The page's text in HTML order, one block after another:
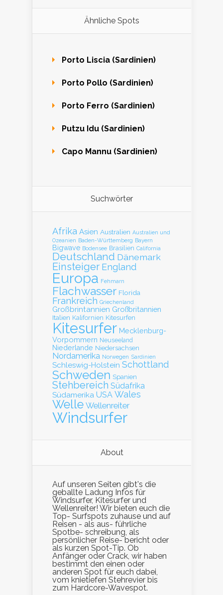
Ähnliche Spots
Porto Liscia (Sardinien)
Porto Pollo (Sardinien)
Porto Ferro (Sardinien)
Putzu Idu (Sardinien)
Capo Mannu (Sardinien)
Suchwörter
Afrika Asien Australien Australien und
Ozeanien Baden-Württemberg Bayern
Bigwave Bodensee Brasilien California
Deutschland Dänemark
Einsteiger England
Europa Fehmarn
Flachwasser Florida
Frankreich Griechenland
Großbrintannien Großbritannien
Italien Kalifornien Kitesurfen
Kitesurfer Mecklenburg-
Vorpommern Neuseeland
Niederlande Niedersachsen
Nordamerika Norwegen Sardinien
Schleswig-Holstein Schottland
Schweden Spanien
Stehbereich Südafrika
Südamerika USA Wales
Welle Wellenreiter
Windsurfer
About
Auf unseren Seiten gibt's die
geballte Ladung Infos für
Windsurfer, Kitesurfer und
Wellenreiter! Wir bieten euch die
Top- Surfspots zuhause und auf
Reisen - als aus- führliche
Spotbe- schreibung, als
persönlicher Reise- bericht oder
als kurzen Spot-Tip. Ob
Anfänger oder Crack, wir haben
bestimmt den einen oder
anderen Spot für euch dabei,
vom knietiefen Stehrevier bis
zum Hardcore-Wavespot.